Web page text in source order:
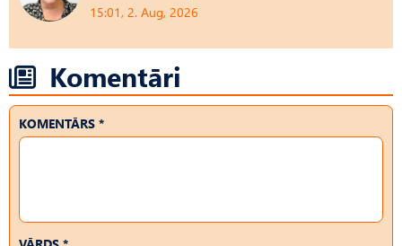
15:01, 2. Aug, 2026
Komentāri
KOMENTĀRS *